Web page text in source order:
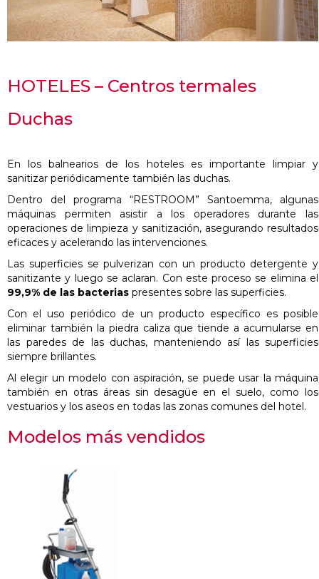
HOTELES – Centros termales
Duchas
En los balnearios de los hoteles es importante limpiar y
sanitizar periódicamente también las duchas.
Dentro del programa “RESTROOM” Santoemma, algunas
máquinas permiten asistir a los operadores durante las
operaciones de limpieza y sanitización, asegurando resultados
eficaces y acelerando las intervenciones.
Las superficies se pulverizan con un producto detergente y
sanitizante y luego se aclaran. Con este proceso se elimina el
99,9% de las bacterias presentes sobre las superficies.
Con el uso periódico de un producto específico es posible
eliminar también la piedra caliza que tiende a acumularse en
las paredes de las duchas, manteniendo así las superficies
siempre brillantes.
Al elegir un modelo con aspiración, se puede usar la máquina
también en otras áreas sin desagüe en el suelo, como los
vestuarios y los aseos en todas las zonas comunes del hotel.
Modelos más vendidos